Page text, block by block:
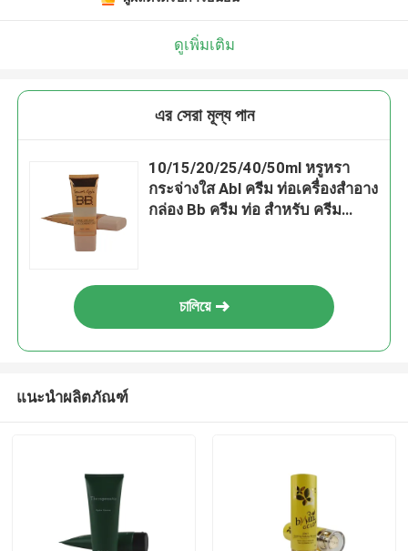
ดูเพิ่มเติม
এর সেরা মূল্য পান
10/15/20/25/40/50ml หรูหรา
กระจ่างใส Abl ครีม ท่อเครื่องสําอาง
กล่อง Bb ครีม ท่อ สําหรับ ครีม
চালিয়ে
แนะนำผลิตภัณฑ์